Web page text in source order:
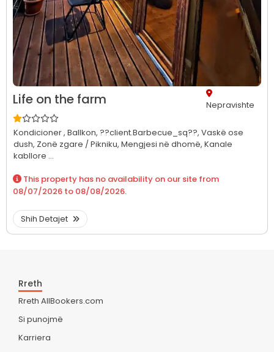
Life on the farm Nepravishte
Kondicioner , Ballkon, ??client.Barbecue_sq??, Vaskë ose
dush, Zonë zgare / Pikniku, Mengjesi në dhomë, Kanale
kabllore ...
This property has no availability on our site from
08/07/2026 to 08/08/2026.
Shih Detajet
Rreth
Rreth AllBookers.com
Si punojmë
Karriera